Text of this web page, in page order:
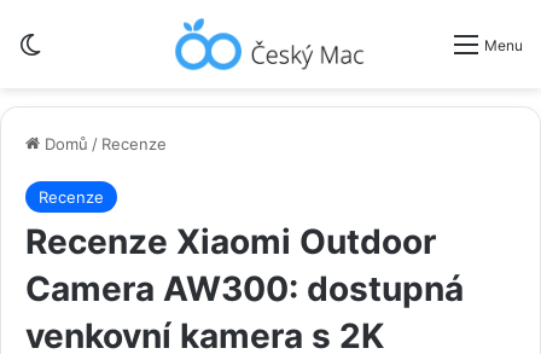
Menu
Domů / Recenze
Recenze
Recenze Xiaomi Outdoor
Camera AW300: dostupná
venkovní kamera s 2K